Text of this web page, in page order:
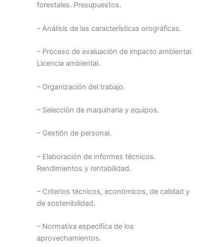
forestales. Presupuestos.
– Análisis de las características orográficas.
– Proceso de evaluación de impacto ambiental.
Licencia ambiental.
– Organización del trabajo.
– Selección de maquinaria y equipos.
– Gestión de personal.
– Elaboración de informes técnicos.
Rendimientos y rentabilidad.
– Criterios técnicos, económicos, de calidad y
de sostenibilidad.
– Normativa específica de los
aprovechamientos.